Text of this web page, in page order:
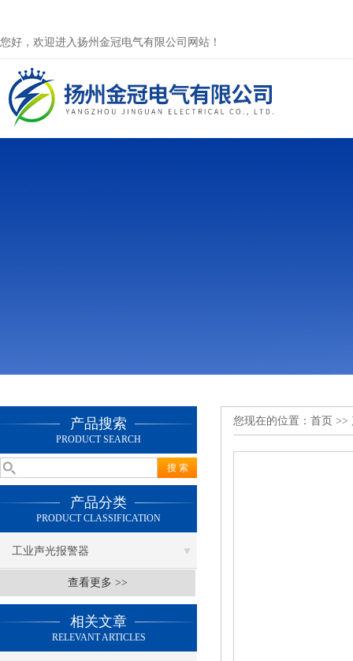
您好，欢迎进入扬州金冠电气有限公司网站！
产品搜索
PRODUCT SEARCH
产品分类
PRODUCT CLASSIFICATION
工业声光报警器
查看更多 >>
相关文章
RELEVANT ARTICLES
您现在的位置： 首页 >>